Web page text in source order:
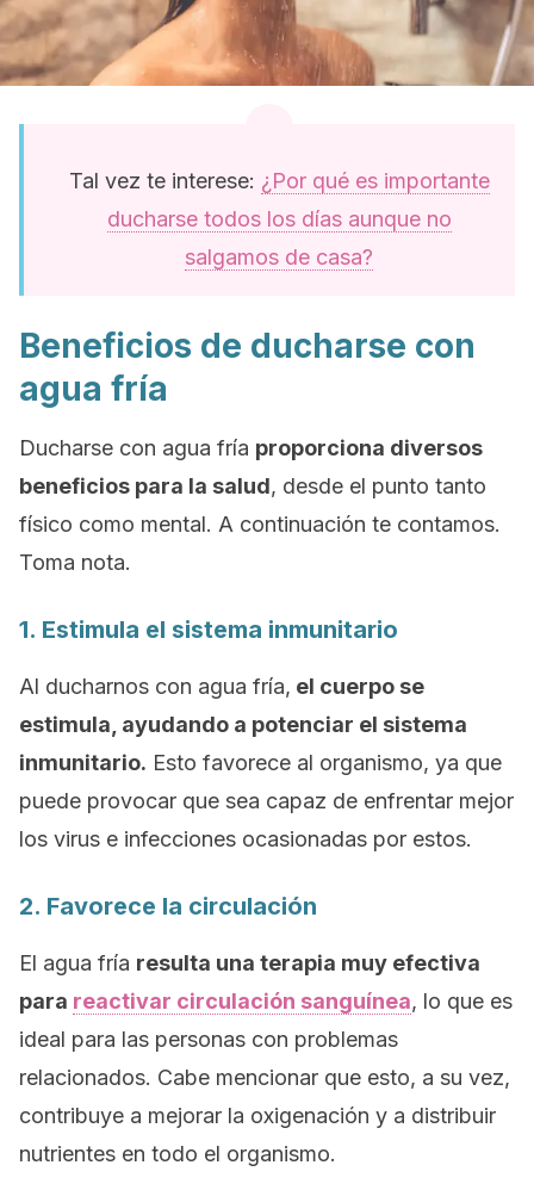
Tal vez te interese: ¿Por qué es importante
ducharse todos los días aunque no
salgamos de casa?
Beneficios de ducharse con
agua fría
Ducharse con agua fría proporciona diversos
beneficios para la salud, desde el punto tanto
físico como mental. A continuación te contamos.
Toma nota.
1. Estimula el sistema inmunitario
Al ducharnos con agua fría, el cuerpo se
estimula, ayudando a potenciar el sistema
inmunitario. Esto favorece al organismo, ya que
puede provocar que sea capaz de enfrentar mejor
los virus e infecciones ocasionadas por estos.
2. Favorece la circulación
El agua fría resulta una terapia muy efectiva
para reactivar circulación sanguínea, lo que es
ideal para las personas con problemas
relacionados. Cabe mencionar que esto, a su vez,
contribuye a mejorar la oxigenación y a distribuir
nutrientes en todo el organismo.